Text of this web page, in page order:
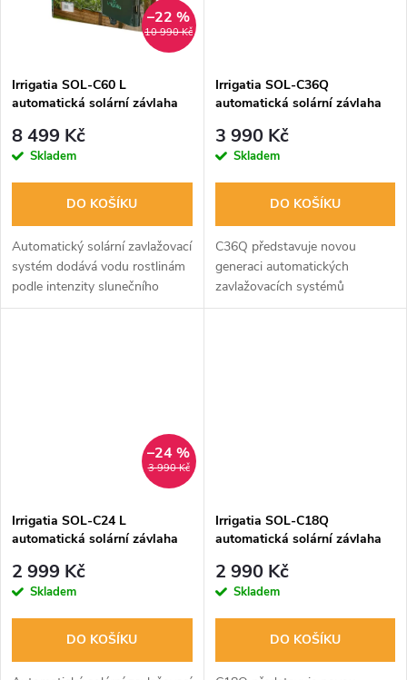
10 990 Kč
–22 %
Irrigatia SOL-C60 L
automatická solární závlaha
8 499 Kč
Skladem
DO KOŠÍKU
Automatický solární zavlažovací
systém dodává vodu rostlinám
podle intenzity slunečního
svitu. Úsporný, ekologický a
Irrigatia SOL-C36Q
automatická solární závlaha
3 990 Kč
Skladem
DO KOŠÍKU
C36Q představuje novou
generaci automatických
zavlažovacích systémů
reagujících na počasí. Systém
3 990 Kč
–24 %
Irrigatia SOL-C24 L
automatická solární závlaha
2 999 Kč
Skladem
DO KOŠÍKU
Irrigatia SOL-C18Q
automatická solární závlaha
2 990 Kč
Skladem
DO KOŠÍKU